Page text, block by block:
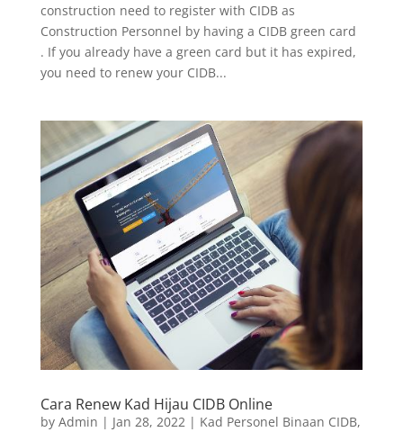
construction need to register with CIDB as
Construction Personnel by having a CIDB green card
. If you already have a green card but it has expired,
you need to renew your CIDB...
Cara Renew Kad Hijau CIDB Online
by Admin | Jan 28, 2022| Kad Personel Binaan CIDB,